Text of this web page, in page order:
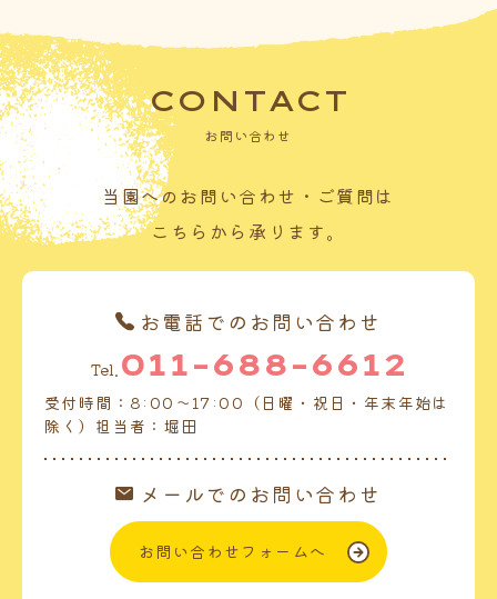
CONTACT
お問い合わせ
当園へのお問い合わせ・ご質問は
こちらから承ります。
お電話でのお問い合わせ
Tel. 011-688-6612
受付時間：8:00～17:00（日曜・祝日・年末年始は
除く）担当者：堀田
メールでのお問い合わせ
お問い合わせフォームへ